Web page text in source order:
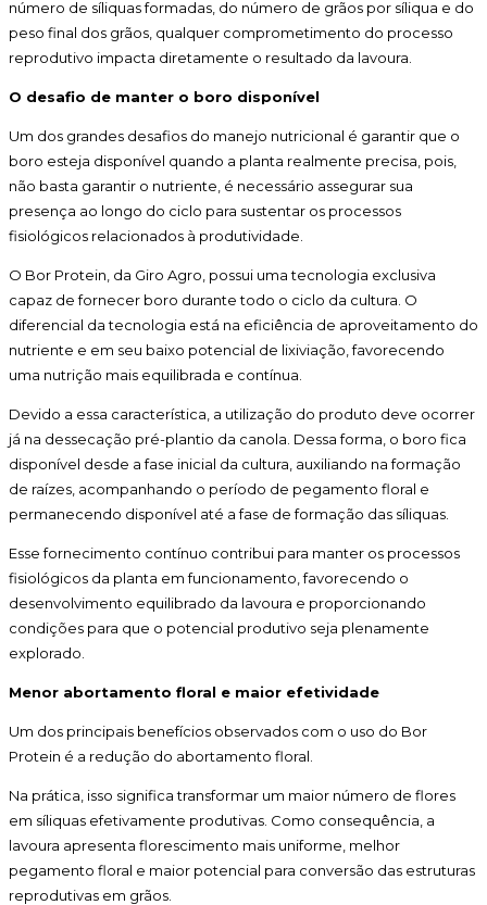
número de síliquas formadas, do número de grãos por síliqua e do
peso final dos grãos, qualquer comprometimento do processo
reprodutivo impacta diretamente o resultado da lavoura.
O desafio de manter o boro disponível
Um dos grandes desafios do manejo nutricional é garantir que o
boro esteja disponível quando a planta realmente precisa, pois,
não basta garantir o nutriente, é necessário assegurar sua
presença ao longo do ciclo para sustentar os processos
fisiológicos relacionados à produtividade.
O Bor Protein, da Giro Agro, possui uma tecnologia exclusiva
capaz de fornecer boro durante todo o ciclo da cultura. O
diferencial da tecnologia está na eficiência de aproveitamento do
nutriente e em seu baixo potencial de lixiviação, favorecendo
uma nutrição mais equilibrada e contínua.
Devido a essa característica, a utilização do produto deve ocorrer
já na dessecação pré-plantio da canola. Dessa forma, o boro fica
disponível desde a fase inicial da cultura, auxiliando na formação
de raízes, acompanhando o período de pegamento floral e
permanecendo disponível até a fase de formação das síliquas.
Esse fornecimento contínuo contribui para manter os processos
fisiológicos da planta em funcionamento, favorecendo o
desenvolvimento equilibrado da lavoura e proporcionando
condições para que o potencial produtivo seja plenamente
explorado.
Menor abortamento floral e maior efetividade
Um dos principais benefícios observados com o uso do Bor
Protein é a redução do abortamento floral.
Na prática, isso significa transformar um maior número de flores
em síliquas efetivamente produtivas. Como consequência, a
lavoura apresenta florescimento mais uniforme, melhor
pegamento floral e maior potencial para conversão das estruturas
reprodutivas em grãos.